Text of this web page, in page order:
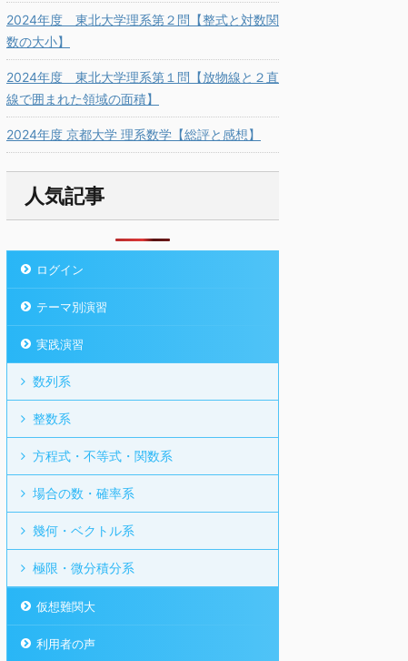
2024年度 東北大学理系第２問【整式と対数関
数の大小】
2024年度 東北大学理系第１問【放物線と２直
線で囲まれた領域の面積】
2024年度 京都大学 理系数学【総評と感想】
人気記事
ログイン
テーマ別演習
実践演習
数列系
整数系
方程式・不等式・関数系
場合の数・確率系
幾何・ベクトル系
極限・微分積分系
仮想難関大
利用者の声